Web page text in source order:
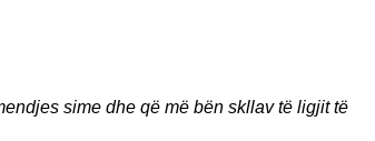
sime dhe që më bën skllav të ligjit të